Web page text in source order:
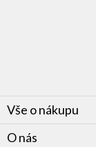
Vše o nákupu
O nás